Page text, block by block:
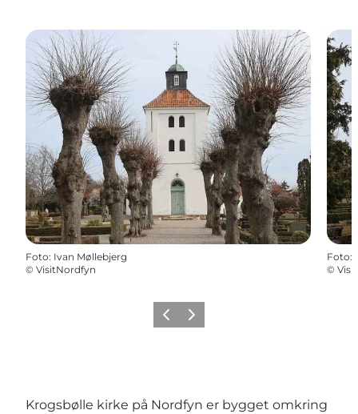
Foto: Ivan Møllebjerg
© VisitNordfyn
Foto:
©
ForrigeNæste
Krogsbølle kirke på Nordfyn er bygget omkring